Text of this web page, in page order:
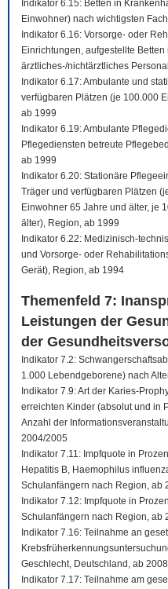
Indikator 6.15: Betten in
Einwohner) nach wichtigsten
Indikator 6.16: Vorsorge- oder
Einrichtungen, aufgestellte
ärztliches-/nichtärztliches
Indikator 6.17: Ambulante und
verfügbaren Plätzen (je 100.000
ab 1999
Indikator 6.19: Ambulante
Pflegediensten betreute
ab 1999
Indikator 6.20: Stationäre
Träger und verfügbaren Plätzen
Einwohner 65 Jahre und älter, je
älter), Region, ab 1999
Indikator 6.22: Medizinisch-
und Vorsorge- oder
Gerät), Region, ab 1994
Themenfeld 7:
Leistungen der
der
Indikator 7.2:
1.000 Lebendgeborene) nach
Indikator 7.9: Art der Karies-
erreichten Kinder (absolut und in
Anzahl der
2004/2005
Indikator 7.11: Impfquote in
Hepatitis B, Haemophilus
Schulanfängern nach Region, ab
Indikator 7.12: Impfquote in
Schulanfängern nach Region, ab
Indikator 7.16: Teilnahme an
Geschlecht, Deutschland, ab 2008
Indikator 7.17: Teilnahme am